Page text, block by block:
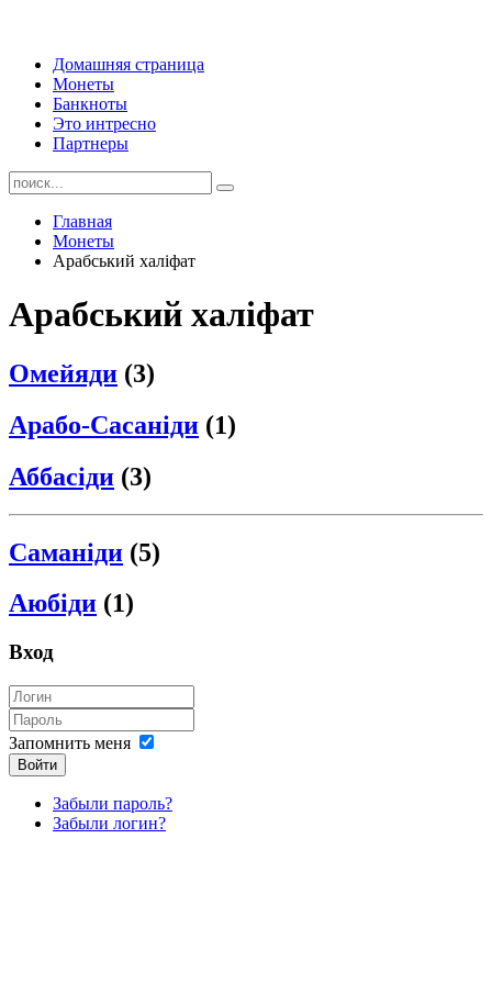
Домашняя страница
Монеты
Банкноты
Это интресно
Партнеры
Главная
Монеты
Арабський халіфат
Арабський халіфат
Омейяди (3)
Арабо-Сасаніди (1)
Аббасіди (3)
Саманіди (5)
Аюбіди (1)
Вход
Запомнить меня
Войти
Забыли пароль?
Забыли логин?